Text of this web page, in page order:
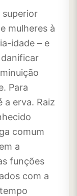
superior
mulheres à
idade – e
Para
a erva. Raiz
comum
a
funções
com a